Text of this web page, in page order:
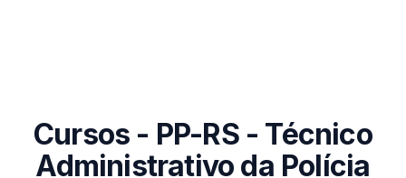
Cursos - PP-RS - Técnico
Administrativo da Polícia